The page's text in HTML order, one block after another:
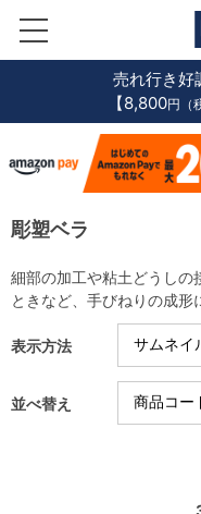
売れ行き好
【8,800円（
彫塑ベラ
細部の加工や粘土どうしの
ときなど、手びねりの成形
表示方法
並べ替え